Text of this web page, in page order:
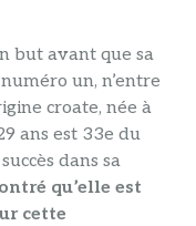
but avant que sa
un, n’entre
croate, née à
ans est 33e du
dans sa
qu’elle est
cette